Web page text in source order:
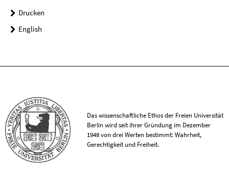
Drucken
English
Das wissenschaftliche Ethos der Freien Universität
Berlin wird seit ihrer Gründung im Dezember
1948 von drei Werten bestimmt: Wahrheit,
Gerechtigkeit und Freiheit.